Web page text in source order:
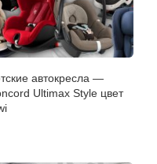
автокресла —
Ultimax Style цвет